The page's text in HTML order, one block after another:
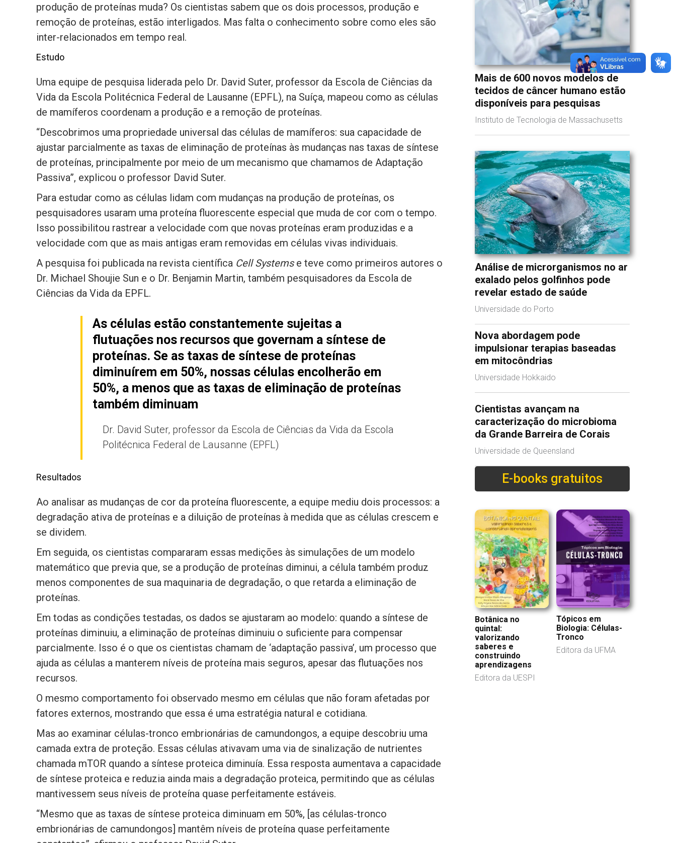
produção de proteínas muda? Os cientistas sabem que os dois processos, produção e
remoção de proteínas, estão interligados. Mas falta o conhecimento sobre como eles são
inter-relacionados em tempo real.
Estudo
Uma equipe de pesquisa liderada pelo Dr. David Suter, professor da Escola de Ciências da
Vida da Escola Politécnica Federal de Lausanne (EPFL), na Suíça, mapeou como as células
de mamíferos coordenam a produção e a remoção de proteínas.
“Descobrimos uma propriedade universal das células de mamíferos: sua capacidade de
ajustar parcialmente as taxas de eliminação de proteínas às mudanças nas taxas de síntese
de proteínas, principalmente por meio de um mecanismo que chamamos de Adaptação
Passiva”, explicou o professor David Suter.
Para estudar como as células lidam com mudanças na produção de proteínas, os
pesquisadores usaram uma proteína fluorescente especial que muda de cor com o tempo.
Isso possibilitou rastrear a velocidade com que novas proteínas eram produzidas e a
velocidade com que as mais antigas eram removidas em células vivas individuais.
A pesquisa foi publicada na revista científica Cell Systemse teve como primeiros autores o
Dr. Michael Shoujie Sun e o Dr. Benjamin Martin, também pesquisadores da Escola de
Ciências da Vida da EPFL.
As células estão constantemente sujeitas a
flutuações nos recursos que governam a síntese de
proteínas. Se as taxas de síntese de proteínas
diminuírem em 50%, nossas células encolherão em
50%, a menos que as taxas de eliminação de proteínas
também diminuam
Dr. David Suter, professor da Escola de Ciências da Vida da Escola
Politécnica Federal de Lausanne (EPFL)
Resultados
Ao analisar as mudanças de cor da proteína fluorescente, a equipe mediu dois processos: a
degradação ativa de proteínas e a diluição de proteínas à medida que as células crescem e
se dividem.
Em seguida, os cientistas compararam essas medições às simulações de um modelo
matemático que previa que, se a produção de proteínas diminui, a célula também produz
menos componentes de sua maquinaria de degradação, o que retarda a eliminação de
proteínas.
Em todas as condições testadas, os dados se ajustaram ao modelo: quando a síntese de
proteínas diminuiu, a eliminação de proteínas diminuiu o suficiente para compensar
parcialmente. Isso é o que os cientistas chamam de ‘adaptação passiva’, um processo que
ajuda as células a manterem níveis de proteína mais seguros, apesar das flutuações nos
recursos.
O mesmo comportamento foi observado mesmo em células que não foram afetadas por
fatores externos, mostrando que essa é uma estratégia natural e cotidiana.
Mas ao examinar células-tronco embrionárias de camundongos, a equipe descobriu uma
camada extra de proteção. Essas células ativavam uma via de sinalização de nutrientes
chamada mTOR quando a síntese proteica diminuía. Essa resposta aumentava a capacidade
de síntese proteica e reduzia ainda mais a degradação proteica, permitindo que as células
mantivessem seus níveis de proteína quase perfeitamente estáveis.
“Mesmo que as taxas de síntese proteica diminuam em 50%, [as células-tronco
embrionárias de camundongos] mantêm níveis de proteína quase perfeitamente
Mais de 600 novos modelos de
tecidos de câncer humano estão
disponíveis para pesquisas
Instituto de Tecnologia de Massachusetts
Análise de microrganismos no ar
exalado pelos golfinhos pode
revelar estado de saúde
Universidade do Porto
Nova abordagem pode
impulsionar terapias baseadas
em mitocôndrias
Universidade Hokkaido
Cientistas avançam na
caracterização do microbioma
da Grande Barreira de Corais
Universidade de Queensland
E-books gratuitos
Botânica no
quintal:
valorizando
saberes e
construindo
aprendizagens
Editora da UESPI
Tópicos em
Biologia: Células-
Tronco
Editora da UFMA